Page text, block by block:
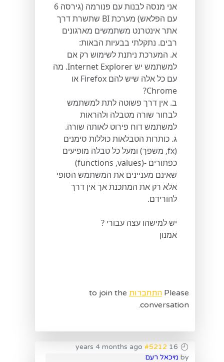
אני מנסה לבנות עם פנורמה (גירסה 6
עם הפלאש) מערכת BI שתשרת דרך
אתר אינטרנט משתמשים מארגונים
רבים. נתקלתי בבעיות הבאות:
א. המערכת ניתנת לשימוש רק אם
למשתמש יש Internet Explorer. מה
עם כל אלה שיש להם Firefox או
Chrome?
ב. אין דרך פשוטה לתת למשתמש
לבחור שורה מטבלה ולהראות
למשתמש דוח פירוט לאותה שורה.
ג. כותרות הטבלאות כוללות סימנים
(fx, משפך) ומעל כל טבלה מופיעים
כפתורים -(functions ,values)
שאינם מעניינים את המשתמש הסופי
אלא רק את המתכנת אך אין דרך
להורידם.
יש למישהו עצה עבורי ?
אמנון
Please התחברות to join the
conversation.
16 years 4 months ago
#5212
by מיכאל רעם